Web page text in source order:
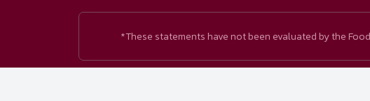
*These statements have not been evaluated by the